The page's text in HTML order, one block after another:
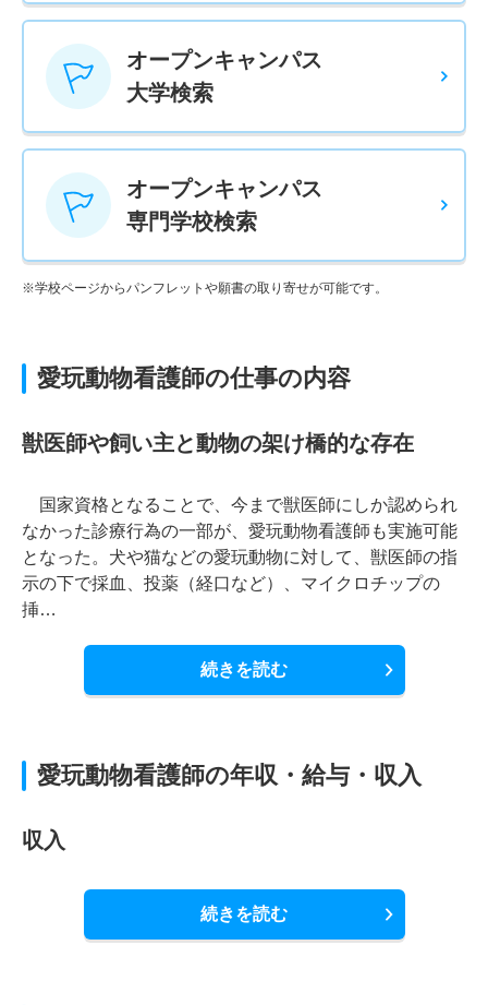
オープンキャンパス
大学検索
オープンキャンパス
専門学校検索
※学校ページからパンフレットや願書の取り寄せが可能です。
愛玩動物看護師の仕事の内容
獣医師や飼い主と動物の架け橋的な存在
国家資格となることで、今まで獣医師にしか認められ
なかった診療行為の一部が、愛玩動物看護師も実施可能
となった。犬や猫などの愛玩動物に対して、獣医師の指
示の下で採血、投薬（経口など）、マイクロチップの
挿…
続きを読む
愛玩動物看護師の年収・給与・収入
収入
続きを読む